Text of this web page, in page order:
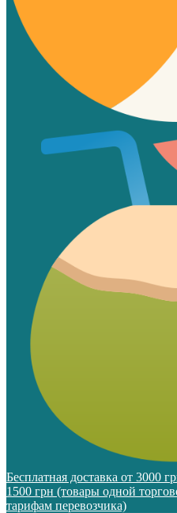
Бесплатная доставка от 3000
1500 грн (товары одной
тарифам перевозчика)